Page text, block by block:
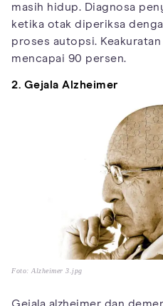
masih hidup. Diagnosa
ketika otak diperiksa
proses autopsi.
mencapai 90 persen.
2. Gejala Alzheimer
Foto: Alzheimer 3.jpg
Gejala alzheimer dan